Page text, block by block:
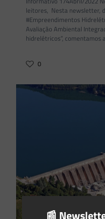
leitores, Nesta newsletter,
#Empreendimentos
Avaliação Ambiental
hidrelétricos”, comentamos a
0
📰